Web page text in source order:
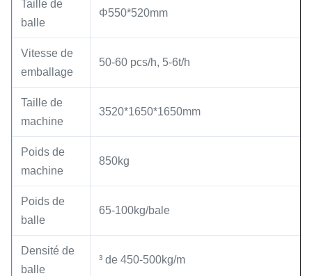
Taille de
balle
Φ550*520mm
Vitesse de
emballage
50-60 pcs/h, 5-6t/h
Taille de
machine
3520*1650*1650mm
Poids de
machine
850kg
Poids de
balle
65-100kg/bale
Densité de
balle
³ de 450-500kg/m